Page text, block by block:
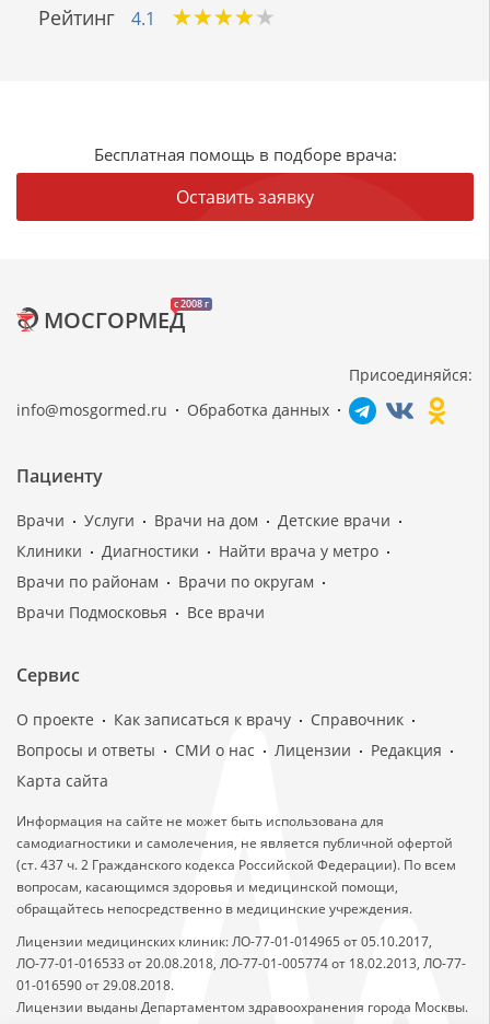
Рейтинг
4.1 ★★★★★
★★★★★
Бесплатная помощь в подборе врача:
Оставить заявку
c 2008 г
МОСГОРМЕД
info@mosgormed.ru Обработка данных
Присоединяйся:
Пациенту
Врачи Услуги Врачи на дом
Детские врачи
Клиники
Диагностики
Найти врача у метро
Врачи по районам
Врачи по округам
Врачи Подмосковья
Все врачи
Сервис
О проекте Как записаться к врачу
Справочник
Вопросы и ответы
СМИ о нас Лицензии
Редакция
Карта сайта
Информация на сайте не может быть использована для
самодиагностики и самолечения, не является публичной офертой
(ст. 437 ч. 2 Гражданского кодекса Российской Федерации). По всем
вопросам, касающимся здоровья и медицинской помощи,
обращайтесь непосредственно в медицинские учреждения.
Лицензии медицинских клиник: ЛО-77-01-014965 от 05.10.2017,
ЛО-77-01-016533 от 20.08.2018, ЛО-77-01-005774 от 18.02.2013, ЛО-77-
01-016590 от 29.08.2018.
Лицензии выданы Департаментом здравоохранения города Москвы.